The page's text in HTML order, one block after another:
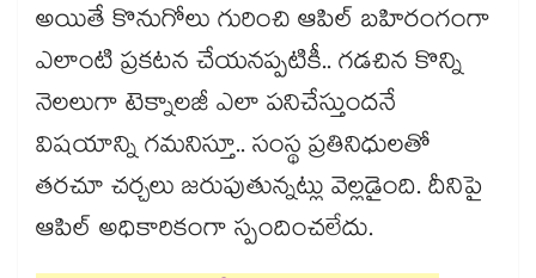
అయితే కొనుగోలు గురించి ఆపిల్ బహిరంగంగా
ఎలాంటి ప్రకటన చేయనప్పటికీ.. గడచిన కొన్ని
నెలలుగా టెక్నాలజీ ఎలా పనిచేస్తుందనే
విషయాన్ని గమనిస్తూ.. సంస్థ ప్రతినిధులతో
తరచూ చర్చలు జరుపుతున్నట్లు వెల్లడైంది. దీనిపై
ఆపిల్ అధికారికంగా స్పందించలేదు.